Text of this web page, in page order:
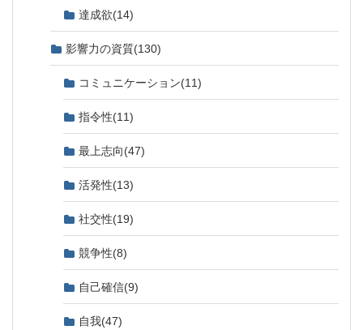
達成欲(14)
影響力の資質(130)
コミュニケーション(11)
指令性(11)
最上志向(47)
活発性(13)
社交性(19)
競争性(8)
自己確信(9)
自我(47)